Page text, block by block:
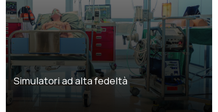
Simulatori ad alta fedeltà